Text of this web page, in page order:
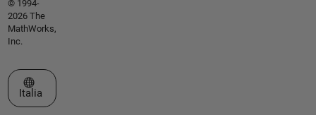
© 1994-
2026 The
MathWorks,
Inc.
Seleziona un sito web
Italia